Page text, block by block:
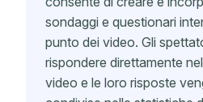
sondaggi e questionari
punto dei video. Gli
rispondere direttamente
video e le loro risposte